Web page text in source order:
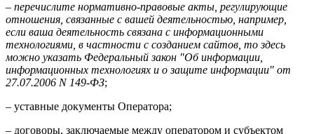
– перечислите нормативно-правовые акты, регулирующие
отношения, связанные с вашей деятельностью, например,
если ваша деятельность связана с информационными
технологиями, в частности с созданием сайтов, то здесь
можно указать Федеральный закон "Об информации,
информационных технологиях и о защите информации" от
27.07.2006 N 149-ФЗ;
– уставные документы Оператора;
– договоры, заключаемые между оператором и субъектом